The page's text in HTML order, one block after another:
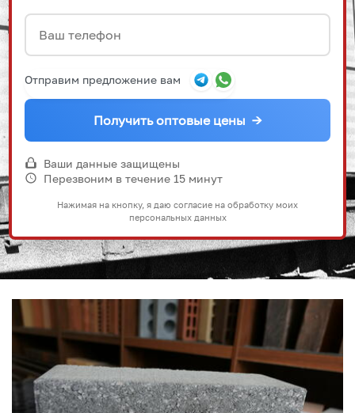
Отправим предложение вам
Получить оптовые цены →
Ваши данные защищены
Перезвоним в течение 15 минут
Нажимая на кнопку, я даю согласие на обработку моих
персональных данных